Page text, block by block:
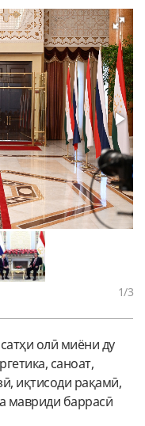
1/3
олӣ миёни ду
саноат,
иқтисоди рақамӣ,
мавриди баррасӣ